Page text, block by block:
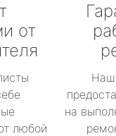
от
любой
на